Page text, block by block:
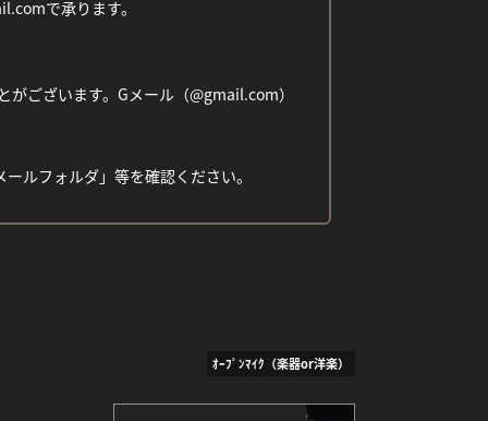
で承ります。
ございます。Gメール（@gmail.com）
ルフォルダ」等を確認ください。
ｵｰﾌﾟﾝﾏｲｸ（楽器or洋楽）